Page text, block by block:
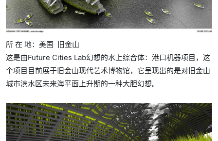
所 在 地：美国 旧金山
这是由Future Cities Lab幻想的水上综合体：港口机器项目，这
个项目目前展于旧金山现代艺术博物馆，它呈现出的是对旧金山
城市滨水区未来海平面上升期的一种大胆幻想。